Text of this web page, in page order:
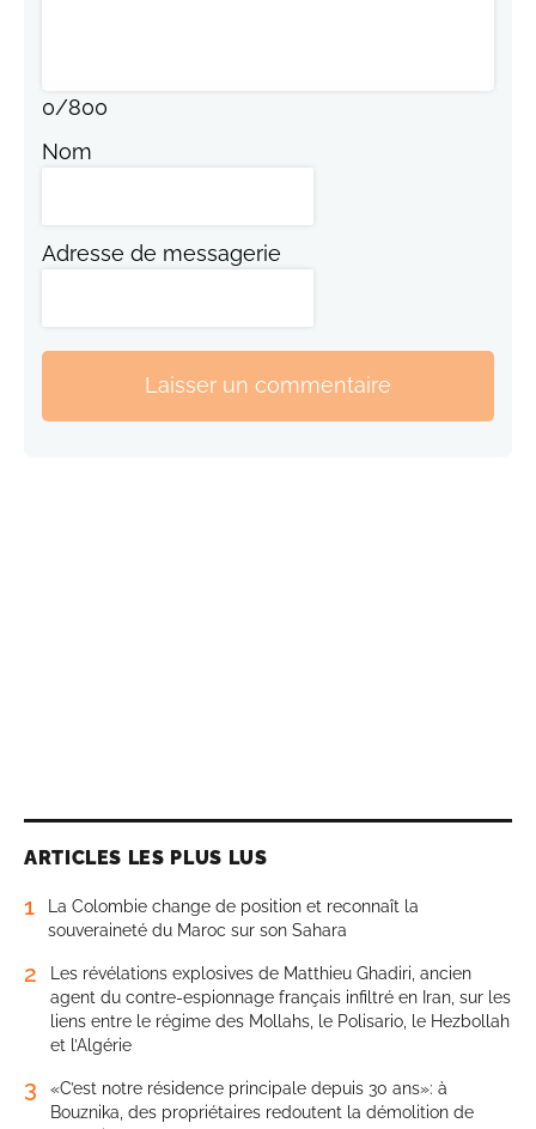
0/800
Nom
Adresse de messagerie
Laisser un commentaire
ARTICLES LES PLUS LUS
1
La Colombie change de position et reconnaît la
souveraineté du Maroc sur son Sahara
2
Les révélations explosives de Matthieu Ghadiri, ancien
agent du contre-espionnage français infiltré en Iran, sur les
liens entre le régime des Mollahs, le Polisario, le Hezbollah
et l’Algérie
3
«C’est notre résidence principale depuis 30 ans»: à
Bouznika, des propriétaires redoutent la démolition de